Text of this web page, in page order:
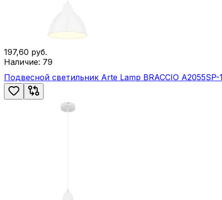
197,60 руб.
Наличие: 79
Подвесной светильник Arte Lamp BRACCIO A2055SP-